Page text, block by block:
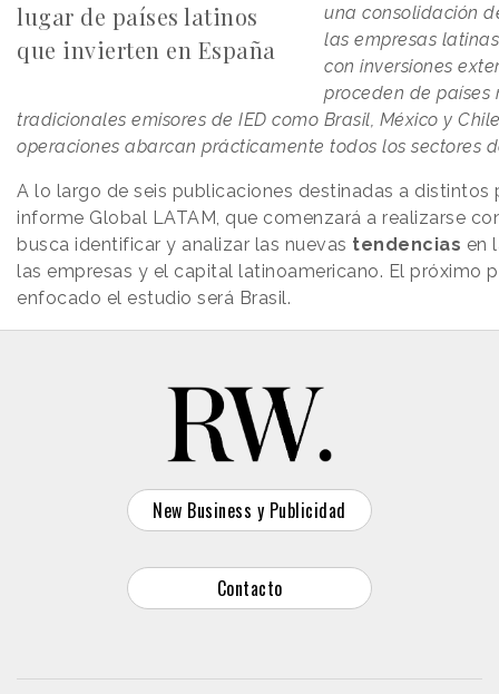
lugar de países latinos
que invierten en España
una consolidación
las empresas
con inversiones
proceden de países
tradicionales emisores de IED como Brasil, México y
operaciones abarcan prácticamente todos los sectores
A lo largo de seis publicaciones destinadas a distintos
informe Global LATAM, que comenzará a realizarse
busca identificar y analizar las nuevas tendencias en
las empresas y el capital latinoamericano. El próximo
enfocado el estudio será Brasil.
New Business y Publicidad
Contacto